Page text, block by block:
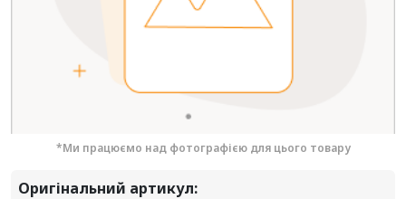
*Ми працюємо над фотографією для цього товару
Оригінальний артикул: